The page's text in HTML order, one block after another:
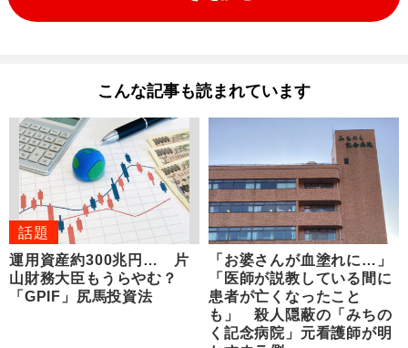
こんな記事も読まれています
話題
運用資産約300兆円… 片
山財務大臣もうらやむ？
「GPIF」尻馬投資法
「お婆さんが血塗れに…」
「医師が説教している間に
患者が亡くなったこと
も」 殺人隠蔽の「みちの
く記念病院」元看護師が明